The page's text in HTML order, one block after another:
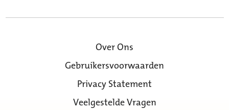
Over Ons
Gebruikersvoorwaarden
Privacy Statement
Veelgestelde Vragen